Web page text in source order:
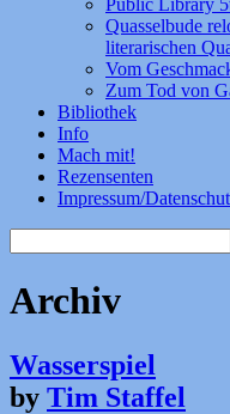
Quasselbude
literarischen
Vom
Zum Tod von
Bibliothek
Info
Mach mit!
Rezensenten
Impressum/
nach:
Archiv
Wasserspiel
by Tim Staffel